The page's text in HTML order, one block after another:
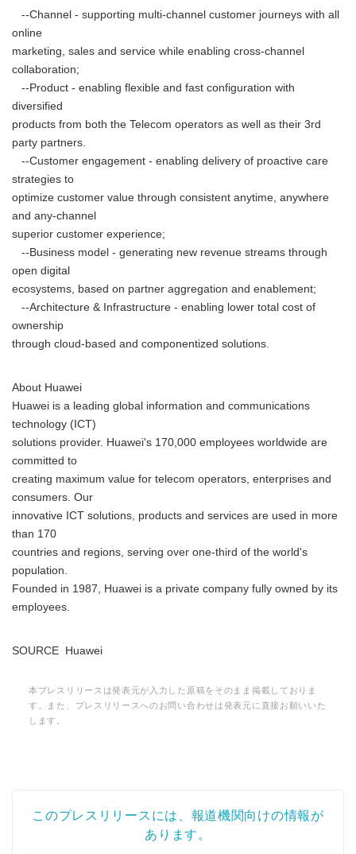
--Channel - supporting multi-channel customer journeys with all
online
marketing, sales and service while enabling cross-channel
collaboration;
--Product - enabling flexible and fast configuration with
diversified
products from both the Telecom operators as well as their 3rd
party partners.
--Customer engagement - enabling delivery of proactive care
strategies to
optimize customer value through consistent anytime, anywhere
and any-channel
superior customer experience;
--Business model - generating new revenue streams through
open digital
ecosystems, based on partner aggregation and enablement;
--Architecture & Infrastructure - enabling lower total cost of
ownership
through cloud-based and componentized solutions.
About Huawei
Huawei is a leading global information and communications
technology (ICT)
solutions provider. Huawei's 170,000 employees worldwide are
committed to
creating maximum value for telecom operators, enterprises and
consumers. Our
innovative ICT solutions, products and services are used in more
than 170
countries and regions, serving over one-third of the world's
population.
Founded in 1987, Huawei is a private company fully owned by its
employees.
SOURCE Huawei
本プレスリリースは発表元が入力した原稿をそのまま掲載しておりま
す。また、プレスリリースへのお問い合わせは発表元に直接お願いいた
します。
このプレスリリースには、報道機関向けの情報が
あります。